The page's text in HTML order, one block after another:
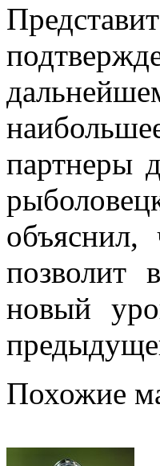
партнеры
объяснил,
позволит
новый
Похожие